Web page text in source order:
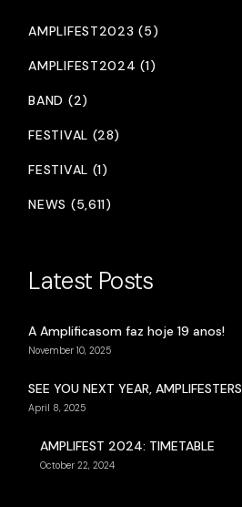
AMPLIFEST2023 (5)
AMPLIFEST2024 (1)
BAND (2)
FESTIVAL (28)
FESTIVAL (1)
NEWS (5,611)
Latest Posts
A Amplificasom faz hoje 19 anos!
November 10, 2025
SEE YOU NEXT YEAR, AMPLIFESTERS
April 8, 2025
AMPLIFEST 2024: TIMETABLE
October 22, 2024